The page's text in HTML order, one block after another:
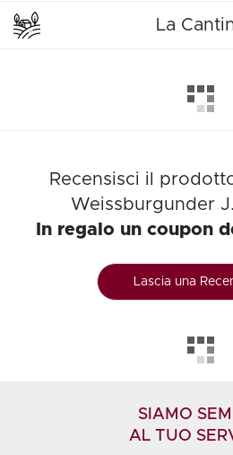
La
Recensisci il
Weissburgunder
In regalo un coupon
Lascia una
SIAMO
AL TUO